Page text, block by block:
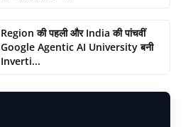
Region की पहली और India की पांचवीं
Google Agentic AI University बनी
Inverti...